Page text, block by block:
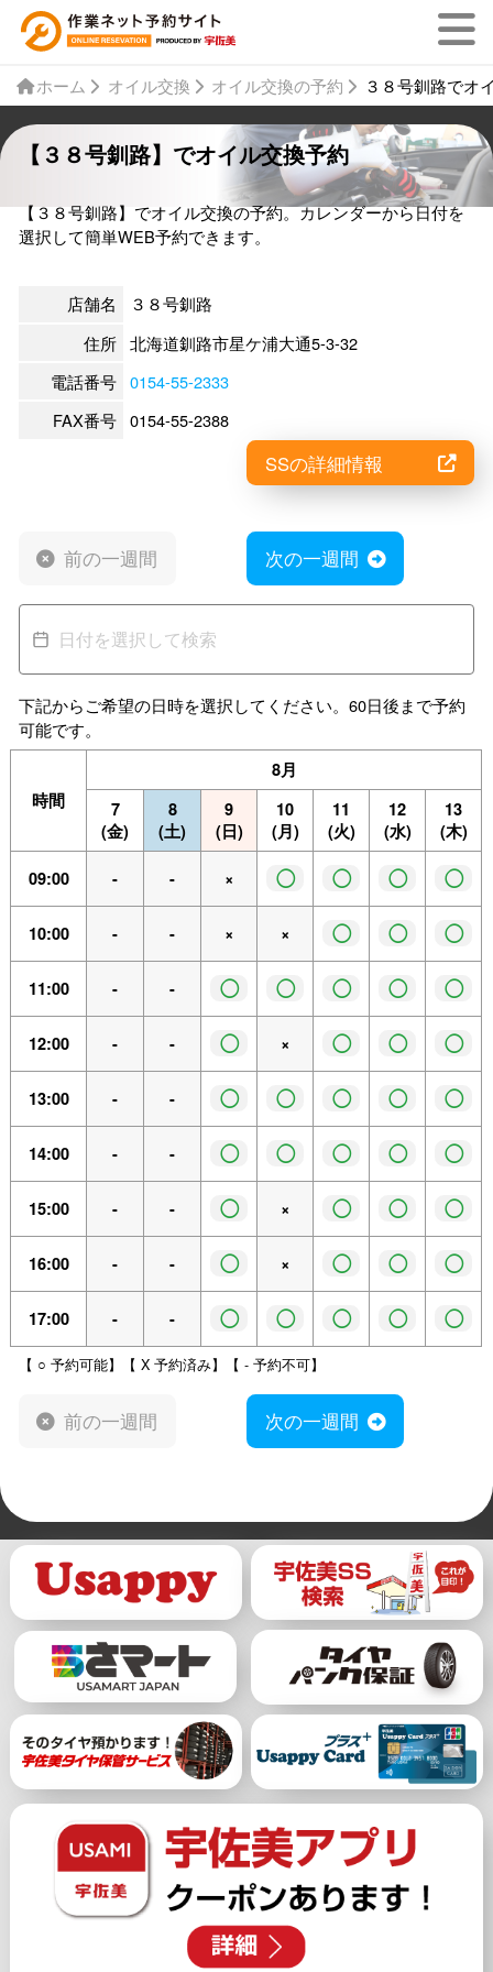
ホーム オイル交換 オイル交換の予約 ３８号釧路でオ
【３８号釧路】でオイル交換予約
【３８号釧路】でオイル交換の予約。カレンダーから日付を
選択して簡単WEB予約できます。
店舗名
３８号釧路
住所 北海道釧路市星ケ浦大通5-3-32
電話番号 0154-55-2333
FAX番号 0154-55-2388
SSの詳細情報
前の一週間 次の一週間
下記からご希望の日時を選択してください。60日後まで予約
可能です。
時間
8月
7
(金)
8
(土)
9
(日)
10
(月)
11
(火)
12
(水)
13
(木)
09:00 - - × ◯ ◯ ◯ ◯
10:00 - - × × ◯ ◯ ◯
11:00 - - ◯ ◯ ◯ ◯ ◯
12:00 - - ◯ × ◯ ◯ ◯
13:00 - - ◯ ◯ ◯ ◯ ◯
14:00 - - ◯ ◯ ◯ ◯ ◯
15:00 - - ◯ × ◯ ◯ ◯
16:00 - - ◯ × ◯ ◯ ◯
17:00 - - ◯ ◯ ◯ ◯ ◯
【 ○ 予約可能】【 X 予約済み】【 - 予約不可】
前の一週間 次の一週間